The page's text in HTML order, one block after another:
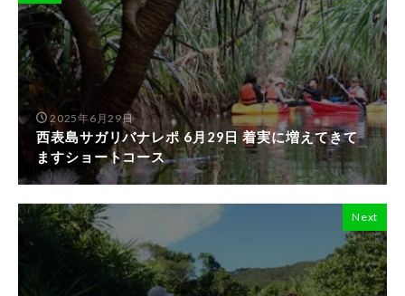
2025年6月29日
西表島サガリバナレポ 6月29日 着実に増えてきて
ますショートコース
Next